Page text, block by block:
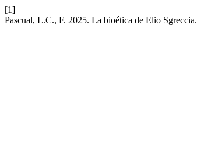
[1]
Pascual, L.C., F. 2025. La bioética de Elio Sgreccia.